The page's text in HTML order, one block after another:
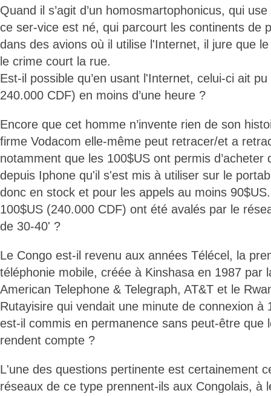
Quand il s’agit d’un homosmartophonicus, qui
ce ser-vice est né, qui parcourt les continents de
dans des avions où il utilise l'Internet, il jure que
le crime court la rue.
Est-il possible qu’en usant l'Internet, celui-ci ait
240.000 CDF) en moins d’une heure ?
Encore que cet homme n’invente rien de son
firme Vodacom elle-même peut retracer/et a
notamment que les 100$US ont permis d’acheter
depuis Iphone qu'il s'est mis à utiliser sur le
donc en stock et pour les appels au moins
100$US (240.000 CDF) ont été avalés par le
de 30-40' ?
Le Congo est-il revenu aux années Télécel, la
téléphonie mobile, créée à Kinshasa en 1987 par
American Telephone & Telegraph, AT&T et le
Rutayisire qui vendait une minute de connexion à
est-il commis en permanence sans peut-être que
rendent compte ?
L'une des questions pertinente est certainement
réseaux de ce type prennent-ils aux Congolais, à